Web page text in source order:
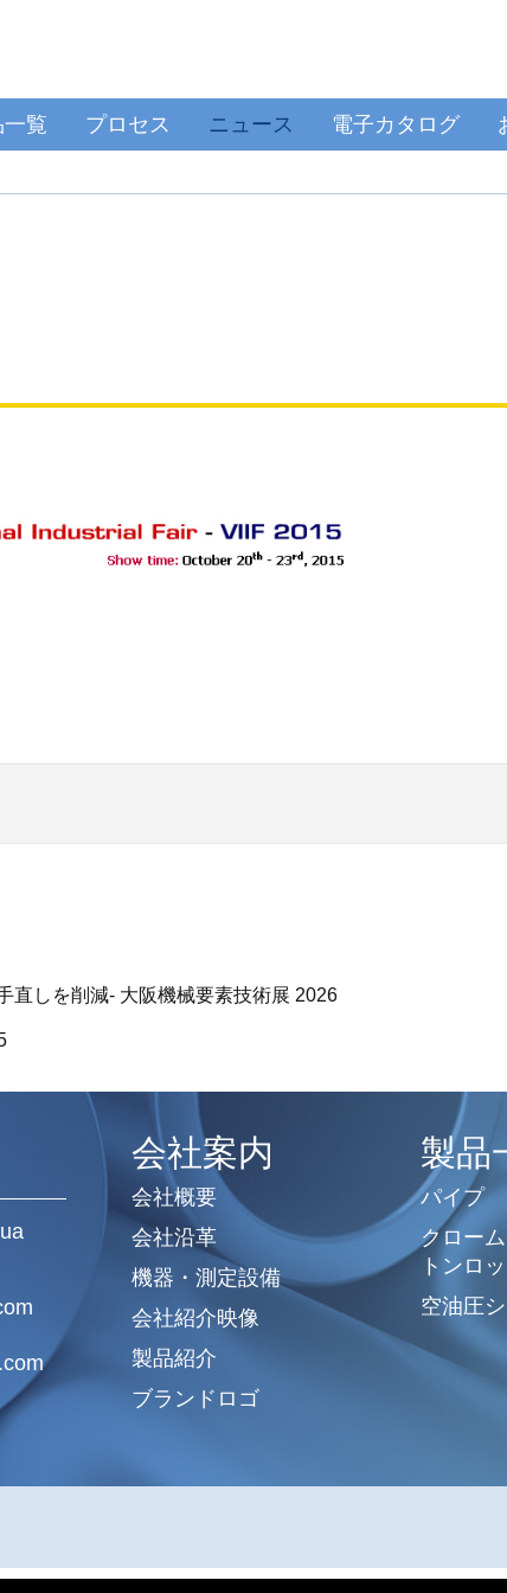
一覧 プロセス ニュース 電子カタログ
直しを削減- 大阪機械要素技術展 2026
会社案内
会社概要
会社沿革
機器・測定設備
会社紹介映像
製品紹介
ブランドロゴ
製品
パイプ
クロー
トンロ
空油圧